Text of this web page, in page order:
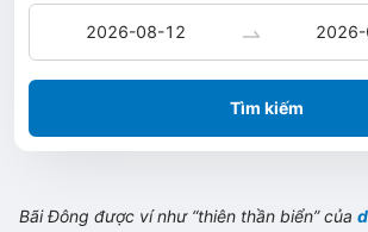
Tìm kiếm
Bãi Đông được ví như “thiên thần biển” của